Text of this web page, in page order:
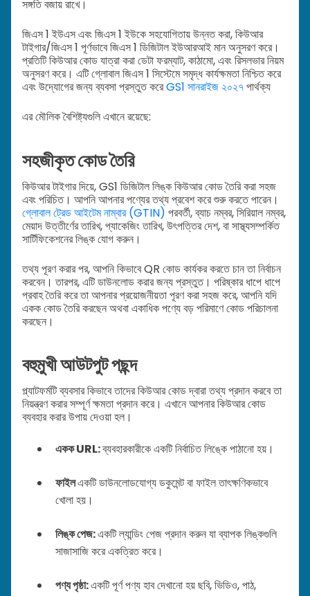
সঙ্গতি বজায় রাখে।
জিএস 1 ইউএস এবং জিএস 1 ইউকে সহযোগিতায় উন্নত করা, কিউআর
টাইগার/জিএস 1 পূর্ণভাবে জিএস 1 ডিজিটাল ইউআরআই মান অনুসরণ করে।
প্রতিটি কিউআর কোড যাত্রা করা ডেটা ফরম্যাট, কাঠামো, এবং রিসলভার নিয়ম
অনুসরণ করে। এটি গ্লোবাল জিএস 1 সিস্টেমে সমৃদ্ধ কার্যক্ষমতা নিশ্চিত করে
এবং উদ্যোগের জন্য ব্যবসা প্রস্তুত করেGS1 সানরাইজ ২০২৭পার্থক্য
এর মৌলিক বৈশিষ্ট্যগুলি এখানে রয়েছে:
সহজীকৃত কোড তৈরি
কিউআর টাইগার দিয়ে, GS1 ডিজিটাল লিঙ্ক কিউআর কোড তৈরি করা সহজ
এবং পরিচিত। আপনি আপনার পণ্যের তথ্য প্রবেশ করে শুরু করতে পারেন।
গ্লোবাল ট্রেড আইটেম নাম্বার (GTIN) পরবর্তী, ব্যাচ নম্বর, সিরিয়াল নম্বর,
মেয়াদ উত্তীর্ণের তারিখ, প্যাকেজিং তারিখ, উৎপত্তির দেশ, বা সাস্থ্যসম্পর্কিত
সার্টিফিকেশনের লিঙ্ক যোগ করুন।
তথ্য পূরণ করার পর, আপনি কিভাবে QR কোড কার্যকর করতে চান তা নির্বাচন
করবেন। তারপর, এটি ডাউনলোড করার জন্য প্রস্তুত। পরিষ্কার ধাপে ধাপে
প্রবাহ তৈরি করে তা আপনার প্রয়োজনীয়তা পূরণ করা সহজ করে, আপনি যদি
একক কোড তৈরি করছেন অথবা একাধিক পণ্যে বড় পরিমাণে কোড পরিচালনা
করছেন।
বহুমুখী আউটপুট পছন্দ
প্ল্যাটফর্মটি ব্যবসার কিভাবে তাদের কিউআর কোড দ্বারা তথ্য প্রদান করবে তা
নিয়ন্ত্রণ করার সম্পূর্ণ ক্ষমতা প্রদান করে। এখানে আপনার কিউআর কোড
ব্যবহার করার উপায় দেওয়া হল।
একক URL:ব্যবহারকারীকে একটি নির্বাচিত লিঙ্কে পাঠানো হয়।
ফাইলএকটি ডাউনলোডযোগ্য ডকুমেন্ট বা ফাইল তাৎক্ষণিকভাবে
খোলা হয়।
লিঙ্ক পেজ:একটি ল্যান্ডিং পেজ প্রদান করুন যা ব্যাপক লিঙ্কগুলি
সাজাসাজি করে একত্রিত করে।
পণ্য পৃষ্ঠা:একটি পূর্ণ পণ্য হাব দেখানো হয় ছবি, ভিডিও, পাঠ,